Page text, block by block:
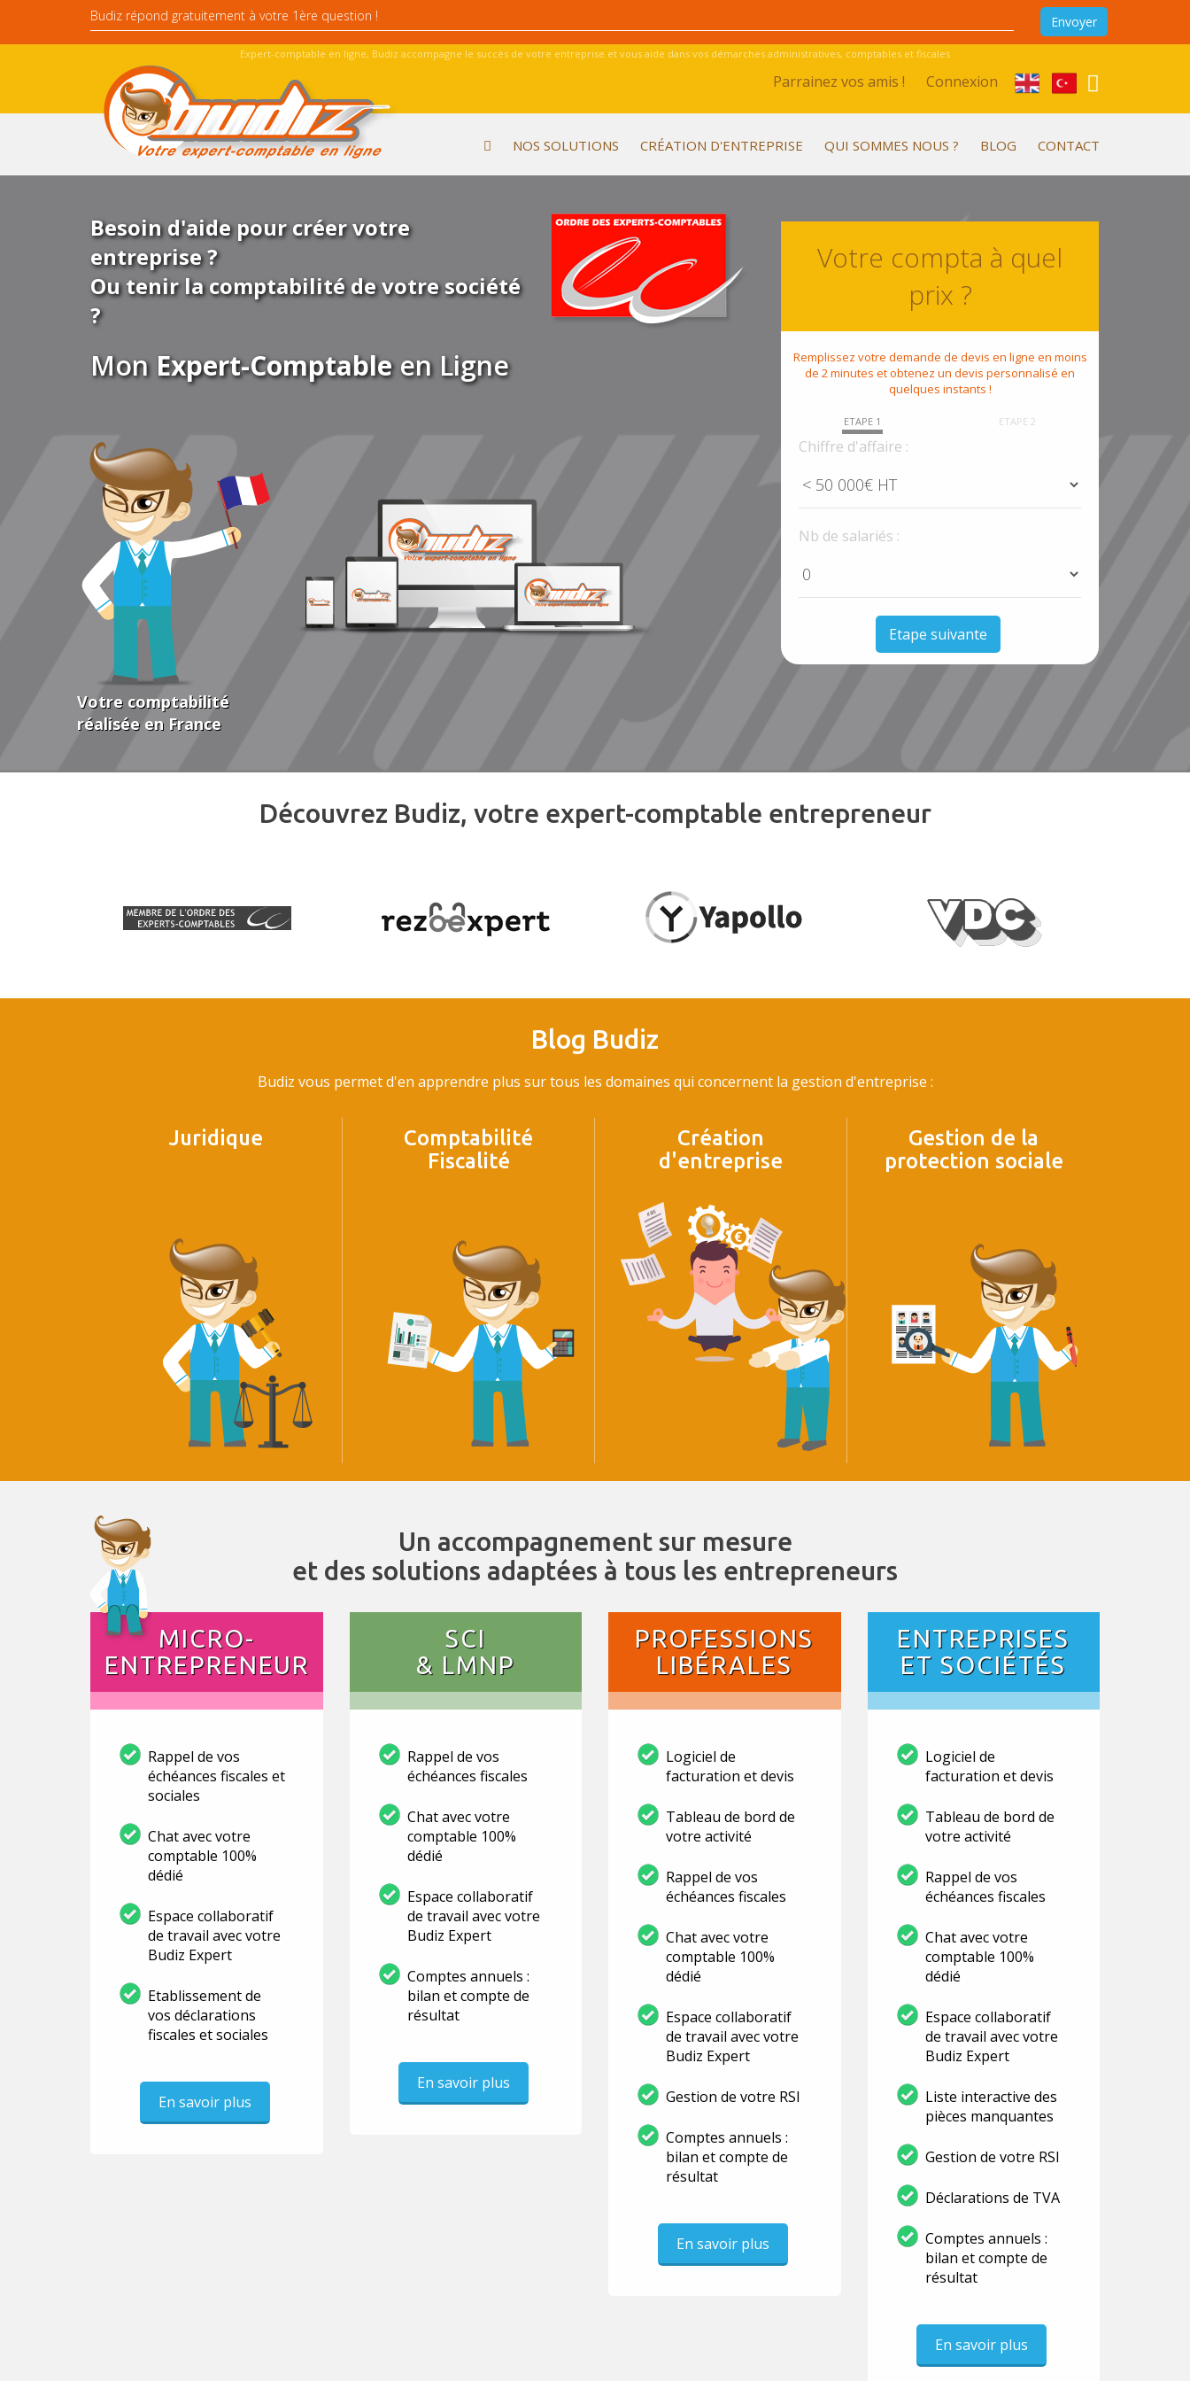
Expert-comptable en ligne, Budiz accompagne le succès de votre entreprise et vous aide dans vos démarches administratives, comptables et fiscales
Parrainez vos amis ! Connexion
NOS SOLUTIONS CRÉATION D'ENTREPRISE QUI SOMMES NOUS ? BLOG CONTACT
Besoin d'aide pour créer votre
entreprise ?
Ou tenir la comptabilité de votre société
?
Mon Expert-Comptableen Ligne
Votre comptabilité
réalisée en France
Votre compta à quel
prix ?
Remplissez votre demande de devis en ligne en moins
de 2 minutes et obtenez un devis personnalisé en
quelques instants !
ETAPE 1 ETAPE 2
Chiffre d'affaire :
Nb de salariés :
Etape suivante
Découvrez Budiz, votre expert-comptable entrepreneur
Blog Budiz
Budiz vous permet d'en apprendre plus sur tous les domaines qui concernent la gestion d'entreprise :
Juridique
Comptabilité
Fiscalité
Création
d'entreprise
Gestion de la
protection sociale
Un accompagnement sur mesure
et des solutions adaptées à tous les entrepreneurs
MICRO-
ENTREPRENEUR
Rappel de vos
échéances fiscales et
sociales
Chat avec votre
comptable 100%
dédié
Espace collaboratif
de travail avec votre
Budiz Expert
Etablissement de
vos déclarations
fiscales et sociales
En savoir plus
SCI
& LMNP
Rappel de vos
échéances fiscales
Chat avec votre
comptable 100%
dédié
Espace collaboratif
de travail avec votre
Budiz Expert
Comptes annuels :
bilan et compte de
résultat
En savoir plus
PROFESSIONS
LIBÉRALES
Logiciel de
facturation et devis
Tableau de bord de
votre activité
Rappel de vos
échéances fiscales
Chat avec votre
comptable 100%
dédié
Espace collaboratif
de travail avec votre
Budiz Expert
Gestion de votre RSI
Comptes annuels :
bilan et compte de
résultat
En savoir plus
ENTREPRISES
ET SOCIÉTÉS
Logiciel de
facturation et devis
Tableau de bord de
votre activité
Rappel de vos
échéances fiscales
Chat avec votre
comptable 100%
dédié
Espace collaboratif
de travail avec votre
Budiz Expert
Liste interactive des
pièces manquantes
Gestion de votre RSI
Déclarations de TVA
Comptes annuels :
bilan et compte de
résultat
En savoir plus